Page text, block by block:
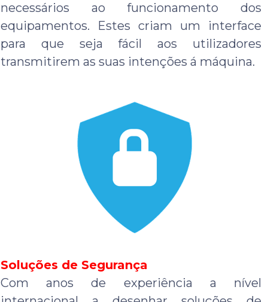
necessários ao funcionamento dos
equipamentos. Estes criam um interface
para que seja fácil aos utilizadores
transmitirem as suas intenções á máquina.
Soluções de Segurança
Com anos de experiência a nível